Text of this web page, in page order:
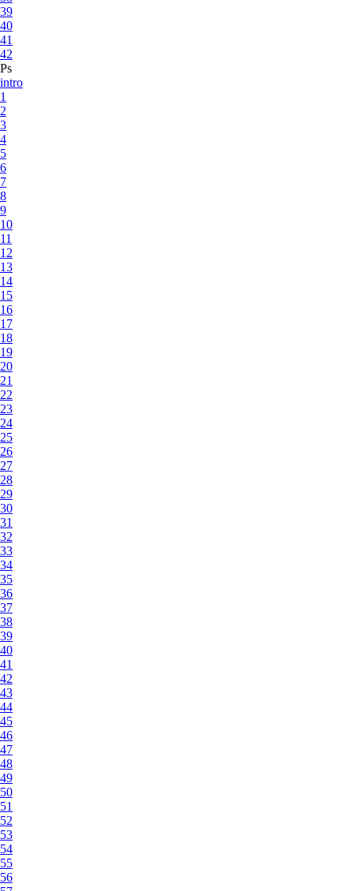
39
40
41
42
Ps
intro
1
2
3
4
5
6
7
8
9
10
11
12
13
14
15
16
17
18
19
20
21
22
23
24
25
26
27
28
29
30
31
32
33
34
35
36
37
38
39
40
41
42
43
44
45
46
47
48
49
50
51
52
53
54
55
56